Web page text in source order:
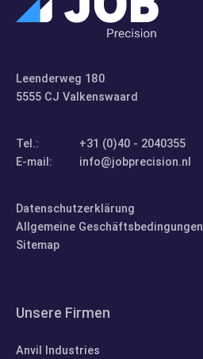
Kontakt
Leenderweg 180
5555 CJ Valkenswaard
Tel.:
+31 (0)40 - 2040355
E-mail:
info@jobprecision.nl
Datenschutzerklärung
Allgemeine Geschäftsbedingungen
Sitemap
Unsere Firmen
Anvil Industries